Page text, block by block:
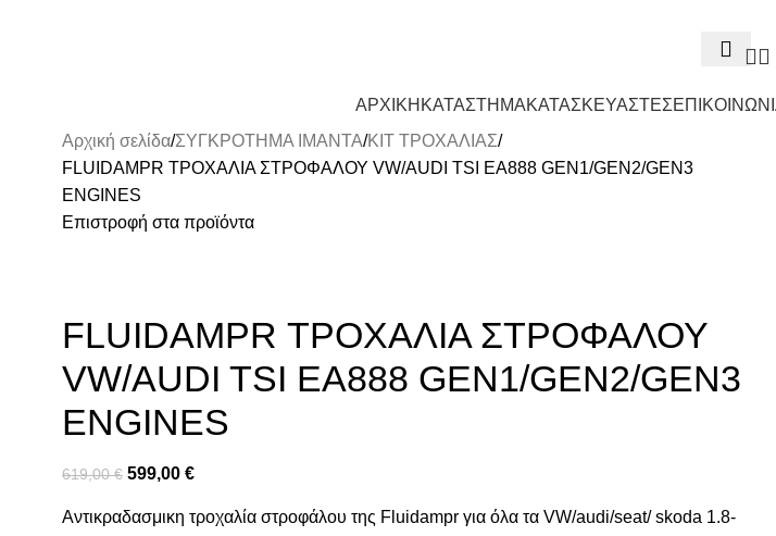
ΑΡΧΙΚΗ ΚΑΤΑΣΤΗΜΑΚΑΤΑΣΚΕΥΑΣΤΕΣ
Αρχική σελίδα ΣΥΓΚΡΟΤΗΜΑ ΙΜΑΝΤΑ ΚΙΤ ΤΡΟΧΑΛΙΑΣ
FLUIDAMPR ΤΡΟΧΑΛΙΑ ΣΤΡΟΦΑΛΟΥ VW/AUDI TSI EA888 GEN1/GEN2/GEN3
ENGINES
Επιστροφή στα προϊόντα
FLUIDAMPR ΤΡΟΧΑΛΙΑ ΣΤΡΟΦΑΛΟΥ
VW/AUDI TSI EA888 GEN1/GEN2/GEN3
ENGINES
619,00€ 599,00 €
Αντικραδασμικη τροχαλία στροφάλου της Fluidampr για όλα τα VW/audi/seat/ skoda 1.8-